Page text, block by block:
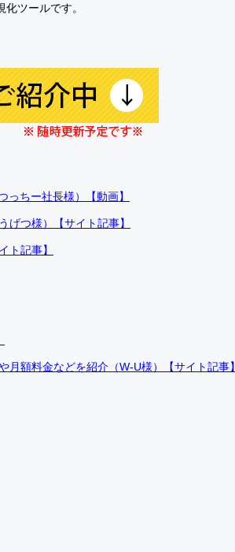
ツールです。
ちー社長様）【動画】
げつ様）【サイト記事】
ト記事】
額料金などを紹介（W-U様）【サイト記事】